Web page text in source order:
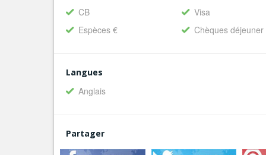
CB
Visa
Espèces €
Chèques déjeuner
Langues
Anglais
Partager